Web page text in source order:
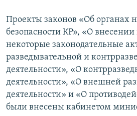
Проекты законов «Об органах
безопасности КР», «О
некоторые законодательные
разведывательной и
деятельности», «О
деятельности», «О внешней
деятельности» и «О
были внесены кабинетом